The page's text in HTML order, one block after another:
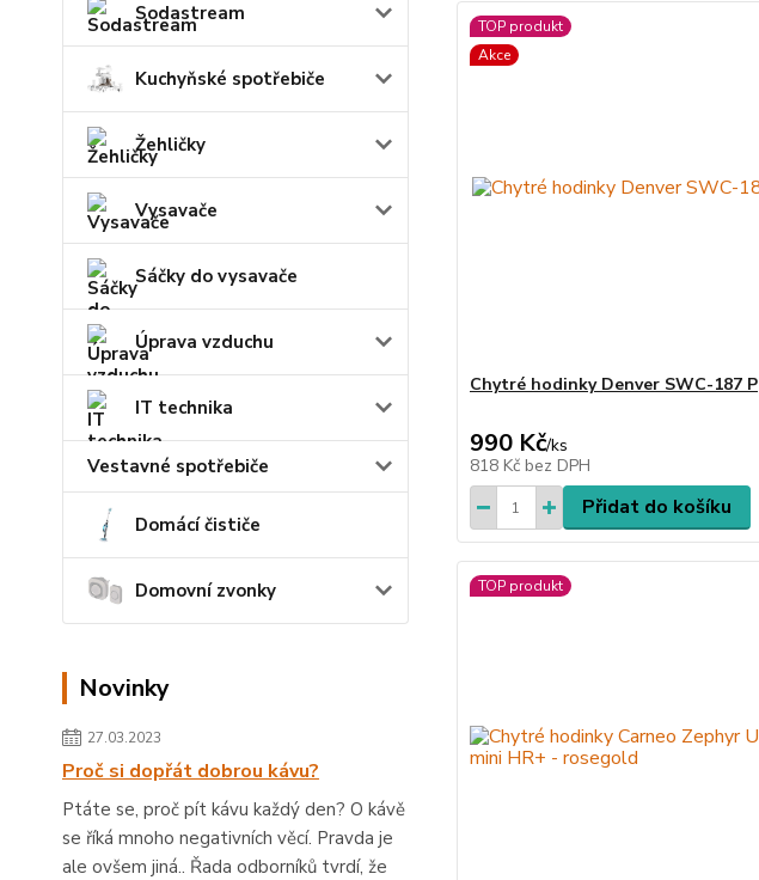
Sodastream
Kuchyňské spotřebiče
Žehličky
Vysavače
Sáčky do vysavače
Úprava vzduchu
IT technika
Vestavné spotřebiče
Domácí čističe
Domovní zvonky
Novinky
27.03.2023
Proč si dopřát dobrou kávu?
Ptáte se, proč pít kávu každý den? O kávě
se říká mnoho negativních věcí. Pravda je
ale ovšem jiná.. Řada odborníků tvrdí, že
TOP produkt
Akce
Chytré hodinky Denver SWC-187 P
990 Kč/ks
818 Kč bez DPH
Přidat do košíku
TOP produkt